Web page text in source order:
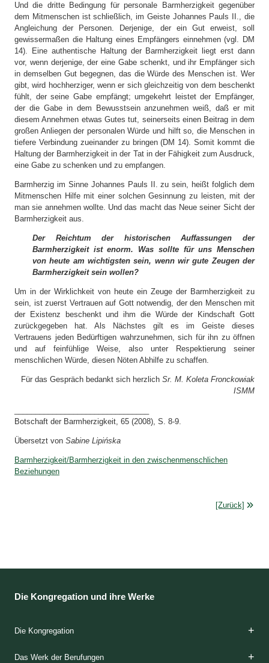
Und die dritte Bedingung für personale Barmherzigkeit gegenüber
dem Mitmenschen ist schließlich, im Geiste Johannes Pauls II., die
Angleichung der Personen. Derjenige, der ein Gut erweist, soll
gewissermaßen die Haltung eines Empfängers einnehmen (vgl. DM
14). Eine authentische Haltung der Barmherzigkeit liegt erst dann
vor, wenn derjenige, der eine Gabe schenkt, und ihr Empfänger sich
in demselben Gut begegnen, das die Würde des Menschen ist. Wer
gibt, wird hochherziger, wenn er sich gleichzeitig von dem beschenkt
fühlt, der seine Gabe empfängt; umgekehrt leistet der Empfänger,
der die Gabe in dem Bewusstsein anzunehmen weiß, daß er mit
diesem Annehmen etwas Gutes tut, seinerseits einen Beitrag in dem
großen Anliegen der personalen Würde und hilft so, die Menschen in
tiefere Verbindung zueinander zu bringen (DM 14). Somit kommt die
Haltung der Barmherzigkeit in der Tat in der Fähigkeit zum Ausdruck,
eine Gabe zu schenken und zu empfangen.
Barmherzig im Sinne Johannes Pauls II. zu sein, heißt folglich dem
Mitmenschen Hilfe mit einer solchen Gesinnung zu leisten, mit der
man sie annehmen wollte. Und das macht das Neue seiner Sicht der
Barmherzigkeit aus.
Der Reichtum der historischen Auffassungen der
Barmherzigkeit ist enorm. Was sollte für uns Menschen
von heute am wichtigsten sein, wenn wir gute Zeugen der
Barmherzigkeit sein wollen?
Um in der Wirklichkeit von heute ein Zeuge der Barmherzigkeit zu
sein, ist zuerst Vertrauen auf Gott notwendig, der den Menschen mit
der Existenz beschenkt und ihm die Würde der Kindschaft Gott
zurückgegeben hat. Als Nächstes gilt es im Geiste dieses
Vertrauens jeden Bedürftigen wahrzunehmen, sich für ihn zu öffnen
und auf feinfühlige Weise, also unter Respektierung seiner
menschlichen Würde, diesen Nöten Abhilfe zu schaffen.
Für das Gespräch bedankt sich herzlich Sr. M. Koleta Fronckowiak
ISMM
Botschaft der Barmherzigkeit, 65 (2008), S. 8-9.
Übersetzt von Sabine Lipińska
Barmherzigkeit/Barmherzigkeit in den zwischenmenschlichen
Beziehungen
[Zurück]
Die Kongregation und ihre Werke
Die Kongregation
Die Gründerinnen
Das Charisma
Die Spiritualität
Die Etappen der Ausbildung
Die Klöster
Das Apostolat
Die Häuser der Barmherzigkeit
Die Geschichte
Das Werk der Berufungen